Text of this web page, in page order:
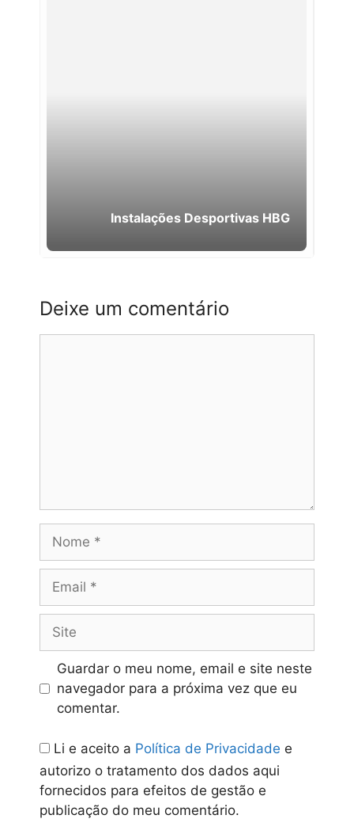
Instalações Desportivas HBG
Deixe um comentário
Nome
Email
Site
Guardar o meu nome, email e site neste
navegador para a próxima vez que eu
comentar.
Li e aceito a Política de Privacidade e
autorizo o tratamento dos dados aqui
fornecidos para efeitos de gestão e
publicação do meu comentário.